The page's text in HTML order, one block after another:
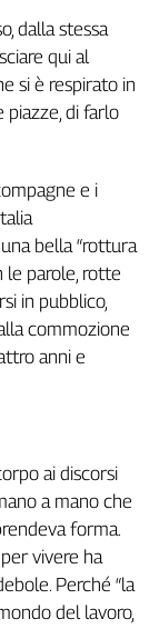
dalla stessa
qui al
si è respirato in
di farlo
e i
bella “rottura
le parole, rotte
in pubblico,
commozione
anni e
ai discorsi
a mano che
forma.
vivere ha
Perché “la
del lavoro,